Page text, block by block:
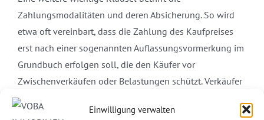
Einwilligung verwalten
Zahlungsmodalitäten und deren Absicherung. So wird
etwa oft vereinbart, dass die Zahlung des Kaufpreises
erst nach einer sogenannten Auflassungsvormerkung im
Grundbuch erfolgen soll, die den Käufer vor
Zwischenverkäufen oder Belastungen schützt. Verkäufer
sollten außerdem festhalten, zu welchem konkreten
Zeitpunkt die Schlüsselübergabe erfolgt und welche